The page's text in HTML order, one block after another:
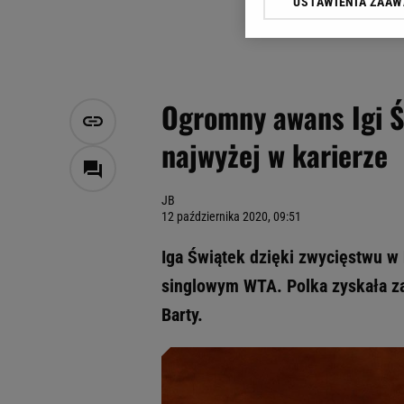
Ogromny awans Igi
najwyżej w karierze
JB
12 października 2020, 09:51
Iga Świątek dzięki zwycięstwu w
singlowym WTA. Polka zyskała
Barty.
Klikając „Akceptuję”
Zaufanych Partnerów i
My, nasi Zaufani
Użycie dokładnych
Przechowywanie